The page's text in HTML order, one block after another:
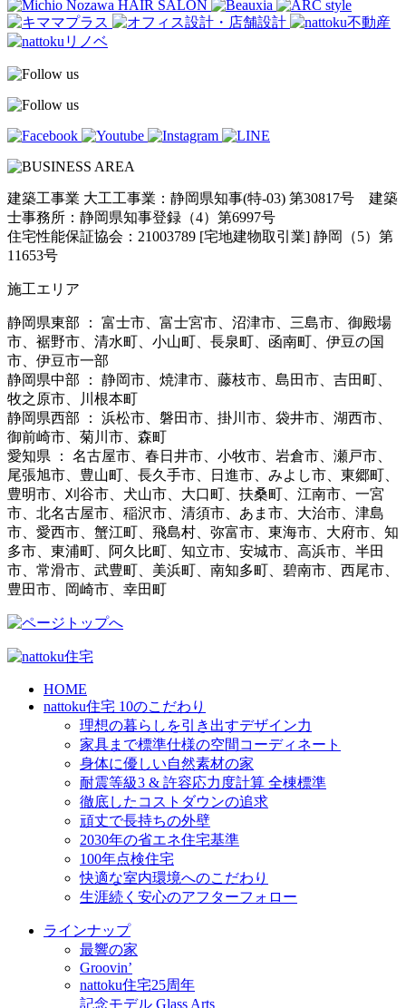
建築工事業 大工工事業：静岡県知事(特-03) 第30817号 建築
士事務所：静岡県知事登録（4）第6997号
住宅性能保証協会：21003789 [宅地建物取引業] 静岡（5）第
11653号
施工エリア
静岡県東部 ： 富士市、富士宮市、沼津市、三島市、御殿場
市、裾野市、清水町、小山町、長泉町、函南町、伊豆の国
市、伊豆市一部
静岡県中部 ： 静岡市、焼津市、藤枝市、島田市、吉田町、
牧之原市、川根本町
静岡県西部 ： 浜松市、磐田市、掛川市、袋井市、湖西市、
御前崎市、菊川市、森町
愛知県 ： 名古屋市、春日井市、小牧市、岩倉市、瀬戸市、
尾張旭市、豊山町、長久手市、日進市、みよし市、東郷町、
豊明市、刈谷市、犬山市、大口町、扶桑町、江南市、一宮
市、北名古屋市、稲沢市、清須市、あま市、大治市、津島
市、愛西市、蟹江町、飛島村、弥富市、東海市、大府市、知
多市、東浦町、阿久比町、知立市、安城市、高浜市、半田
市、常滑市、武豊町、美浜町、南知多町、碧南市、西尾市、
豊田市、岡崎市、幸田町
HOME
nattoku住宅 10のこだわり
理想の暮らしを引き出すデザイン力
家具まで標準仕様の空間コーディネート
身体に優しい自然素材の家
耐震等級3 & 許容応力度計算 全棟標準
徹底したコストダウンの追求
頑丈で長持ちの外壁
2030年の省エネ住宅基準
100年点検住宅
快適な室内環境へのこだわり
生涯続く安心のアフターフォロー
ラインナップ
最響の家
Groovin’
nattoku住宅25周年
記念モデル Glass Arts